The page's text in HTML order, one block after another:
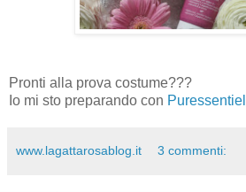
Pronti alla prova costume???
Io mi sto preparando con Puressentiel
www.lagattarosablog.it 3 commenti: